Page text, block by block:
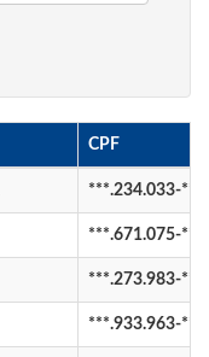
CPF
***.234.033-**
***.671.075-**
***.273.983-**
***.933.963-**